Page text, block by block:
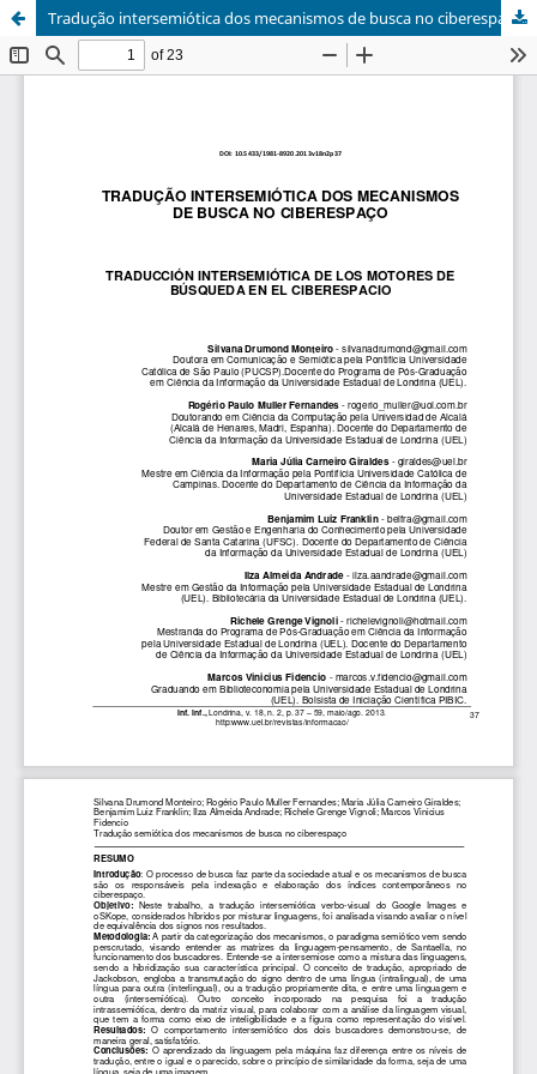
Tradução intersemiótica dos mecanismos de busca no ciberespaço